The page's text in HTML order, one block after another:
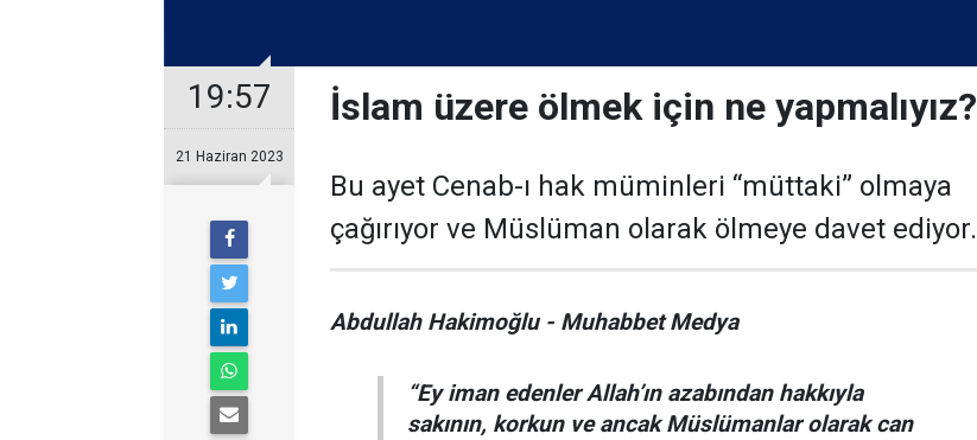
19:57
21 Haziran 2023
İslam üzere ölmek için ne yapmalıyız?
Bu ayet Cenab-ı hak müminleri “müttaki” olmaya
çağırıyor ve Müslüman olarak ölmeye davet ediyor.
Abdullah Hakimoğlu - Muhabbet Medya
“Ey iman edenler Allah’ın azabından hakkıyla
sakının, korkun ve ancak Müslümanlar olarak can